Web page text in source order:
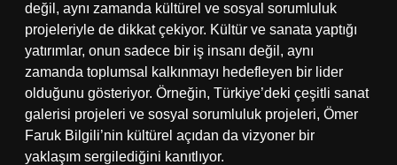
değil, aynı zamanda kültürel ve sosyal sorumluluk
projeleriyle de dikkat çekiyor. Kültür ve sanata yaptığı
yatırımlar, onun sadece bir iş insanı değil, aynı
zamanda toplumsal kalkınmayı hedefleyen bir lider
olduğunu gösteriyor. Örneğin, Türkiye’deki çeşitli sanat
galerisi projeleri ve sosyal sorumluluk projeleri, Ömer
Faruk Bilgili’nin kültürel açıdan da vizyoner bir
yaklaşım sergilediğini kanıtlıyor.